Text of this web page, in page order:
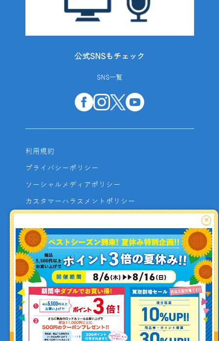
釣り情報を
投稿する
公式SNSもチェック
SNS一覧
利用規約
プライバシーポリシー
ソーシャルメディアポリシー
カスタマーハラスメントポリシー
よくあるご質問
お問い合わせ
利用者資金の保全方法
×